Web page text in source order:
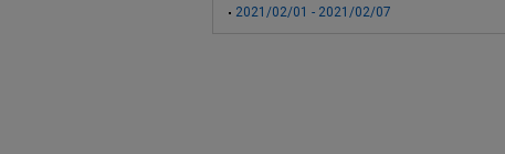
2021/02/01 - 2021/02/07